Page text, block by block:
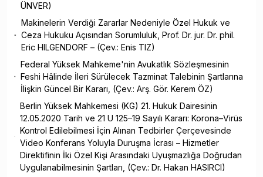
ÜNVER)
Makinelerin Verdiği Zararlar Nedeniyle Özel Hukuk ve
Ceza Hukuku Açısından Sorumluluk, Prof. Dr. jur. Dr. phil.
Eric HILGENDORF – (Çev.: Enis TIZ)
Federal Yüksek Mahkeme'nin Avukatlık Sözleşmesinin
Feshi Hâlinde İleri Sürülecek Tazminat Talebinin Şartlarına
İlişkin Güncel Bir Kararı, (Çev.: Arş. Gör. Kerem ÖZ)
Berlin Yüksek Mahkemesi (KG) 21. Hukuk Dairesinin
12.05.2020 Tarih ve 21 U 125–19 Sayılı Kararı: Korona–Virüs
Kontrol Edilebilmesi İçin Alınan Tedbirler Çerçevesinde
Video Konferans Yoluyla Duruşma İcrası – Hizmetler
Direktifinin İki Özel Kişi Arasındaki Uyuşmazlığa Doğrudan
Uygulanabilmesinin Şartları, (Çev.: Dr. Hakan HASIRCI)